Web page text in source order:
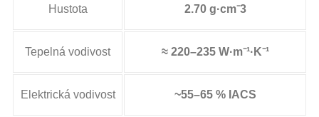
Hustota 2.70 g·cm⁻3
Tepelná vodivost ≈ 220–235 W·m⁻¹·K⁻¹
Elektrická vodivost ~55–65 % IACS